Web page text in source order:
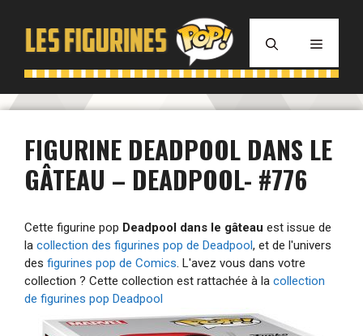
contenu
MENU
FIGURINE DEADPOOL DANS LE
GÂTEAU – DEADPOOL- #776
Cette figurine pop Deadpool dans le gâteau est issue de
la collection des figurines pop de Deadpool, et de l'univers
des figurines pop de Comics. L'avez vous dans votre
collection ? Cette collection est rattachée à la collection
de figurines pop Deadpool